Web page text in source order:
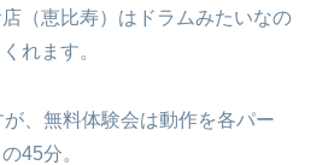
（恵比寿）はドラムみたいなの
れます。
、無料体験会は動作を各パー
45分。